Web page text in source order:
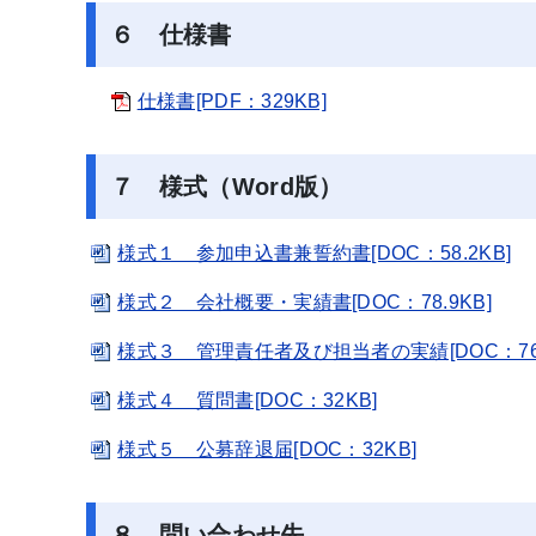
６ 仕様書
仕様書[PDF：329KB]
７ 様式（Word版）
様式１ 参加申込書兼誓約書[DOC：58.2KB]
様式２ 会社概要・実績書[DOC：78.9KB]
様式３ 管理責任者及び担当者の実績[DOC：
様式４ 質問書[DOC：32KB]
様式５ 公募辞退届[DOC：32KB]